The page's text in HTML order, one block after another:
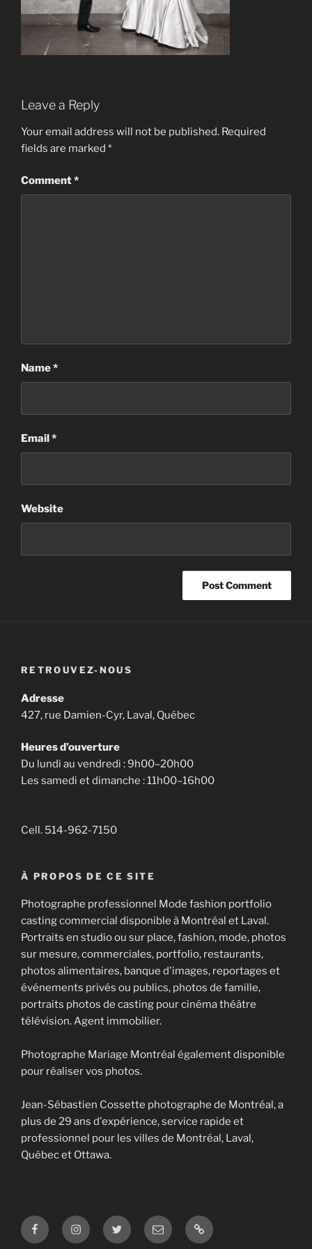
Leave a Reply
Your email address will not be published. Required
fields are marked *
Comment*
Name*
Email*
Website
RETROUVEZ-NOUS
Adresse
427, rue Damien-Cyr, Laval, Québec
Heures d’ouverture
Du lundi au vendredi : 9h00–20h00
Les samedi et dimanche : 11h00–16h00
Cell. 514-962-7150
À PROPOS DE CE SITE
Photographe professionnel Mode fashion portfolio
casting commercial disponible à Montréal et Laval.
Portraits en studio ou sur place, fashion, mode, photos
sur mesure, commerciales, portfolio, restaurants,
photos alimentaires, banque d'images, reportages et
événements privés ou publics, photos de famille,
portraits photos de casting pour cinéma théâtre
télévision. Agent immobilier.
Photographe Mariage Montréal également disponible
pour réaliser vos photos.
Jean-Sébastien Cossette photographe de Montréal, a
plus de 29 ans d'expérience, service rapide et
professionnel pour les villes de Montréal, Laval,
Québec et Ottawa.
FacebookInstagramTwitter Courriel Photographe
Mariage